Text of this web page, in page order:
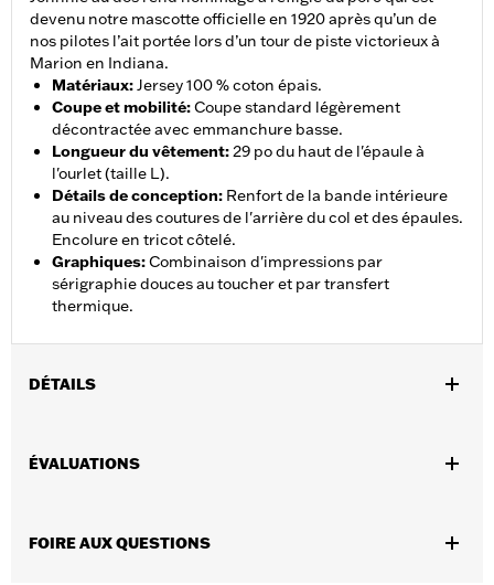
devenu notre mascotte officielle en 1920 après qu’un de
nos pilotes l’ait portée lors d’un tour de piste victorieux à
Marion en Indiana.
Matériaux:Jersey 100 % coton épais.
Coupe et mobilité:Coupe standard légèrement
décontractée avec emmanchure basse.
Longueur du vêtement:29 po du haut de l'épaule à
l'ourlet (taille L).
Détails de conception: Renfort de la bande intérieure
au niveau des coutures de l'arrière du col et des épaules.
Encolure en tricot côtelé.
Graphiques:Combinaison d'impressions par
sérigraphie douces au toucher et par transfert
thermique.
DÉTAILS
GARANTIE:Garantie limitée de 90 jours – Rendez-vous sur
ÉVALUATIONS
FOIRE AUX QUESTIONS